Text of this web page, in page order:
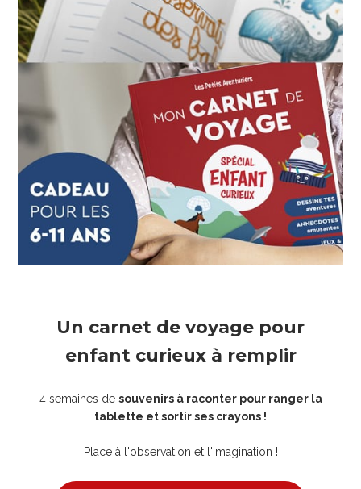
Un carnet de voyage pour
enfant curieux à remplir
4 semaines de souvenirs à raconter pour ranger la
tablette et sortir ses crayons !
Place à l'observation et l'imagination !